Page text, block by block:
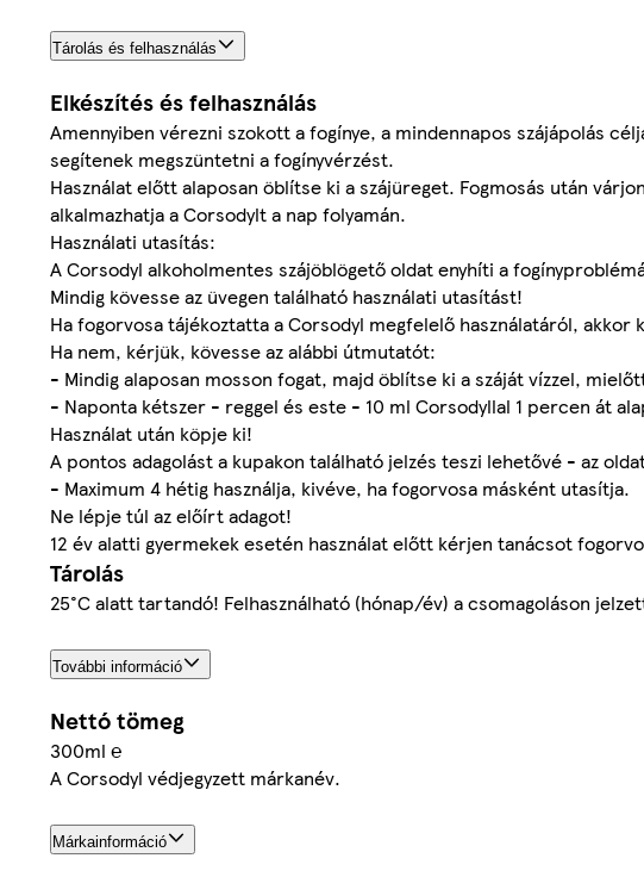
Tárolás és felhasználás
Elkészítés és felhasználás
Amennyiben vérezni szokott a fogínye, a mindennapos szájápolás
segítenek megszüntetni a fogínyvérzést.
Használat előtt alaposan öblítse ki a szájüreget. Fogmosás után
alkalmazhatja a Corsodylt a nap folyamán.
Használati utasítás:
A Corsodyl alkoholmentes szájöblögető oldat enyhíti a
Mindig kövesse az üvegen található használati utasítást!
Ha fogorvosa tájékoztatta a Corsodyl megfelelő használatáról, akkor
Ha nem, kérjük, kövesse az alábbi útmutatót:
- Mindig alaposan mosson fogat, majd öblítse ki a száját vízzel,
- Naponta kétszer - reggel és este - 10 ml Corsodyllal 1 percen át
Használat után köpje ki!
A pontos adagolást a kupakon található jelzés teszi lehetővé - az
- Maximum 4 hétig használja, kivéve, ha fogorvosa másként utasítja.
Ne lépje túl az előírt adagot!
12 év alatti gyermekek esetén használat előtt kérjen tanácsot
Tárolás
25°C alatt tartandó! Felhasználható (hónap/év) a csomagoláson
További információ
Nettó tömeg
300ml ℮
A Corsodyl védjegyzett márkanév.
Márkainformáció